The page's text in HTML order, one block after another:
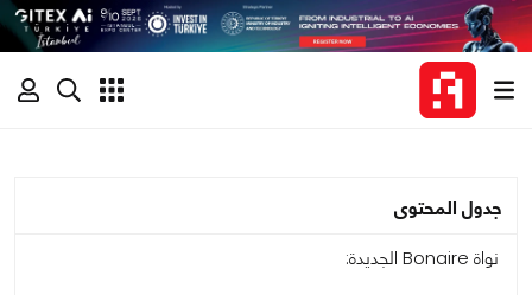
جدول المحتوى
نواة Bonaire الجديدة: